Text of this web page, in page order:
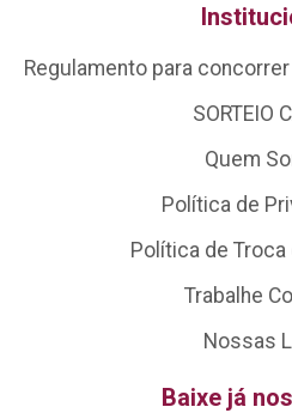
Regulamento para
SORTEIO
Quem
Política de
Política de
Trabalhe
Nossas
Baixe já